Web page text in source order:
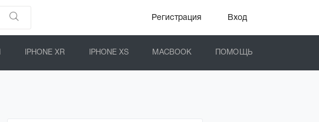
Регистрация Вход
IPHONE XR IPHONE XS MACBOOK ПОМОЩЬ